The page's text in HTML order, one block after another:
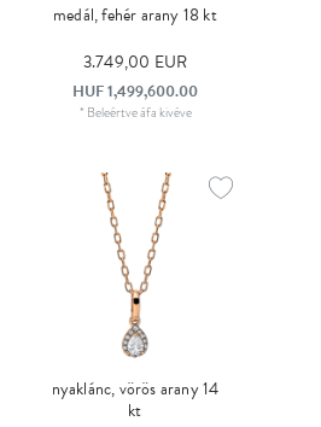
medál, fehér arany 18 kt
3.749,00 EUR
HUF 1,499,600.00
* Beleértve áfa kivéve
nyaklánc, vörös arany 14
kt